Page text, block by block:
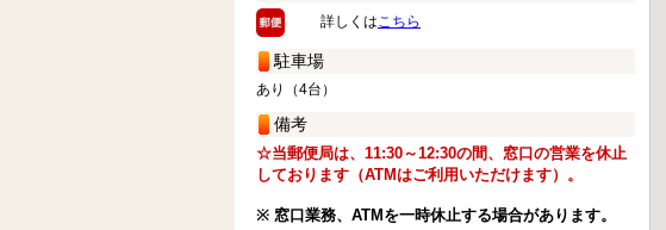
詳しくはこちら
駐車場
あり（4台）
備考
☆当郵便局は、11:30～12:30の間、窓口の営業を休止
しております（ATMはご利用いただけます）。
※ 窓口業務、ATMを一時休止する場合があります。